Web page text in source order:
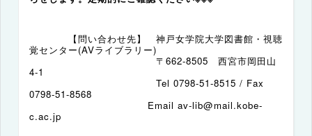
【問い合わせ先】 神戸女学院大学図書館・視聴
覚センター(AVライブラリー)
〒 662-8505 西宮市岡田山
4-1
Tel 0798-51-8515 / Fax
0798-51-8568
Email av-lib@mail.kobe-
c.ac.jp